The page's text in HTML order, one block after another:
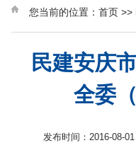
您当前的位置： 首页 >>
民建安庆
全委
发布时间：2016-08-